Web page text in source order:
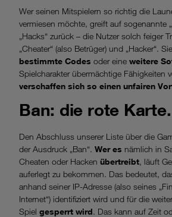
Wer seinen Mitspielern so richtig die
vermiesen möchte, greift auf sogenannte
„Hacks“ zurück – die Nutzer solch feiger
„Cheater“ (also Betrüger) und „Hacker“.
bestimmte Codes oder eine weitere
Spielcharakter übermächtige Fähigkeiten
verschaffen sich so einen unfairen
Ban: die rote Karte.
Den Abschluss unserer Liste über die
der Ausdruck „Ban“. Wer es nämlich in
Cheaten oder Hacken übertreibt, läuft
auferlegt zu bekommen. Das bedeutet,
anhand seiner IP-Adresse (also seines
Internet“) identifiziert wird und für die
Spiel gesperrt wird. Das kann auf Zeit